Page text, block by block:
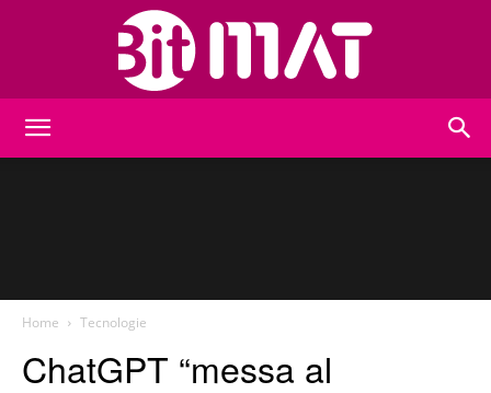
Home Tecnologie
ChatGPT “messa al